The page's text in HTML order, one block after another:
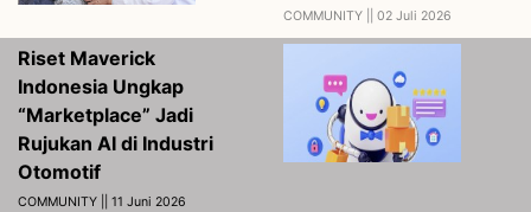
COMMUNITY || 02 Juli 2026
Riset Maverick
Indonesia Ungkap
“Marketplace” Jadi
Rujukan AI di Industri
Otomotif
COMMUNITY || 11 Juni 2026